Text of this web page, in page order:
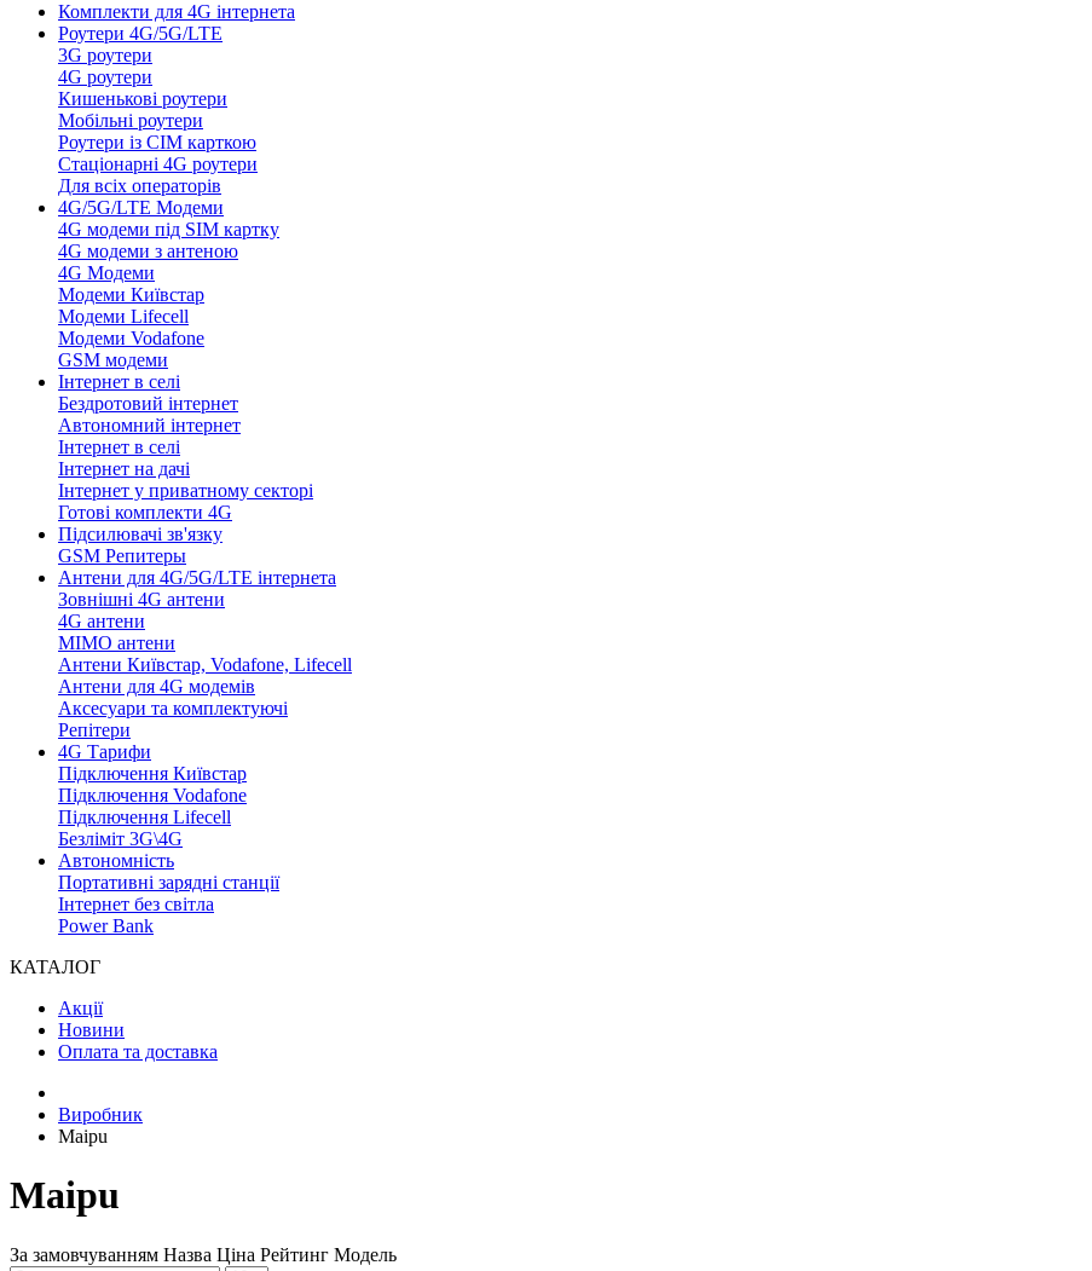
Комплекти для 4G інтернета
Роутери 4G/5G/LTE
3G роутери
4G роутери
Кишенькові роутери
Мобільні роутери
Роутери із СІМ карткою
Стаціонарні 4G роутери
Для всіх операторів
4G/5G/LTE Модеми
4G модеми під SIM картку
4G модеми з антеною
4G Модеми
Модеми Київстар
Модеми Lifecell
Модеми Vodafone
GSM модеми
Інтернет в селі
Бездротовий інтернет
Автономний інтернет
Інтернет в селі
Інтернет на дачі
Інтернет у приватному секторі
Готові комплекти 4G
Підсилювачі зв'язку
GSM Репитеры
Антени для 4G/5G/LTE інтернета
Зовнішні 4G антени
4G антени
MIMO антени
Антени Київстар, Vodafone, Lifecell
Антени для 4G модемів
Аксесуари та комплектуючі
Репітери
4G Тарифи
Підключення Київстар
Підключення Vodafone
Підключення Lifecell
Безліміт 3G\4G
Автономність
Портативні зарядні станції
Інтернет без світла
Power Bank
КАТАЛОГ
Акції
Новини
Оплата та доставка
Виробник
Maipu
Maipu
За замовчуванням Назва Ціна Рейтинг Модель